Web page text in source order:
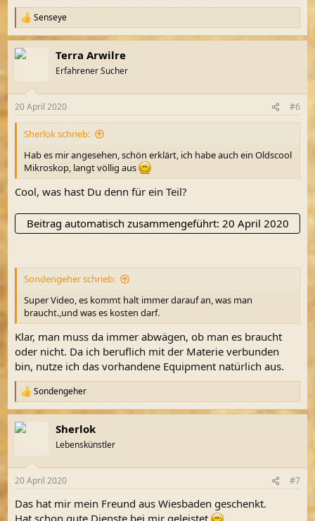
R
e
a
k
e
n
Senseye
Terra Arwilre
Erfahrener Sucher
20 April 2020 #6
Sherlok schrieb:
Hab es mir angesehen, schön erklärt, ich habe auch ein Oldscool
Mikroskop, langt völlig aus
Cool, was hast Du denn für ein Teil?
Beitrag automatisch zusammengeführt: 20 April 2020
Sondengeher schrieb:
Super Video, es kommt halt immer darauf an, was man
braucht.,und was es kosten darf.
Klar, man muss da immer abwägen, ob man es braucht
oder nicht. Da ich beruflich mit der Materie verbunden
bin, nutze ich das vorhandene Equipment natürlich aus.
R
e
a
k
e
:
Sondengeher
Sherlok
Lebenskünstler
20 April 2020 #7
Das hat mir mein Freund aus Wiesbaden geschenkt.